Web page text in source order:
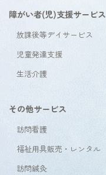
障がい者(児)支援サービス
放課後等デイサービス
児童発達支援
生活介護
その他サービス
訪問看護
福祉用具販売・レンタル
訪問鍼灸